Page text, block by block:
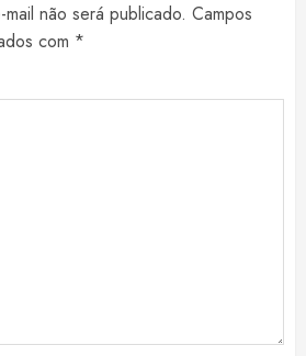
não será publicado. Campos
com *